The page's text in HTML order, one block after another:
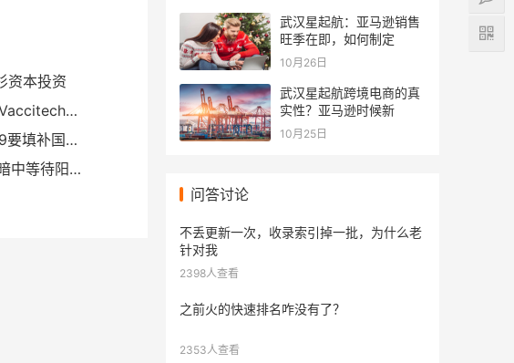
资本投资
谷歌和红杉中国领投，生物科技创企Vaccitech获2710万美元A轮融资
完成数百万元天使轮融资，Coookie9要填补国内高端饼干品牌空缺
饿了么张旭豪 : 创业的过程就是在黑暗中等待阳光
武汉星起航：亚马逊销售
旺季在即，如何制定
10月26日
武汉星起航跨境电商的真
实性？亚马逊时候新
10月25日
问答讨论
不丢更新一次，收录索引掉一批，为什么老
针对我
2398人查看
之前火的快速排名咋没有了？
2353人查看